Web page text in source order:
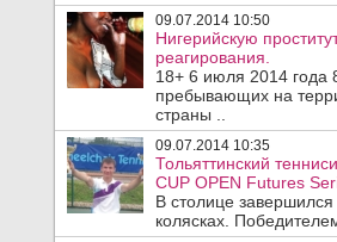
09.07.2014 10:50
Нигерийскую
реагирования.
18+ 6 июля 2014 года
пребывающих на
страны ..
09.07.2014 10:35
Тольяттинский
CUP OPEN Futures
В столице
колясках.